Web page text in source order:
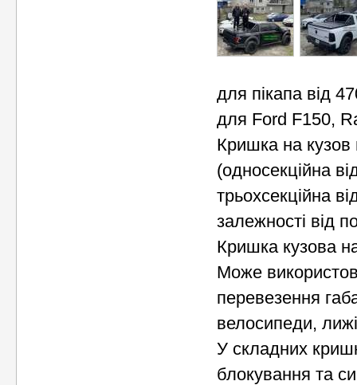
для пікапа від
для Ford F150,
Кришка на кузов
(односекційна
трьохсекційна
залежності від
Кришка кузова
Може
перевезення
велосипеди,
У складних
блокування та